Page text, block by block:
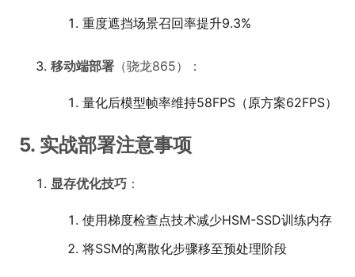
重度遮挡场景召回率提升9.3%
移动端部署 （骁龙865）：
量化后模型帧率维持58FPS（原方案62FPS）
5. 实战部署注意事项
显存优化技巧 ：
使用梯度检查点技术减少HSM-SSD训练内存
将SSM的离散化步骤移至预处理阶段